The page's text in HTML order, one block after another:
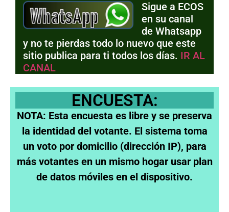
Sigue a ECOS
en su canal
de Whatsapp
y no te pierdas todo lo nuevo que este
sitio publica para ti todos los días. IR AL
CANAL
ENCUESTA:
NOTA: Esta encuesta es libre y se preserva
la identidad del votante. El sistema toma
un voto por domicilio (dirección IP), para
más votantes en un mismo hogar usar plan
de datos móviles en el dispositivo.